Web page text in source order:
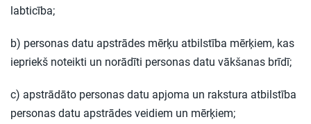
labticība;
b) personas datu apstrādes mērķu atbilstība mērķiem, kas
iepriekš noteikti un norādīti personas datu vākšanas brīdī;
c) apstrādāto personas datu apjoma un rakstura atbilstība
personas datu apstrādes veidiem un mērķiem;